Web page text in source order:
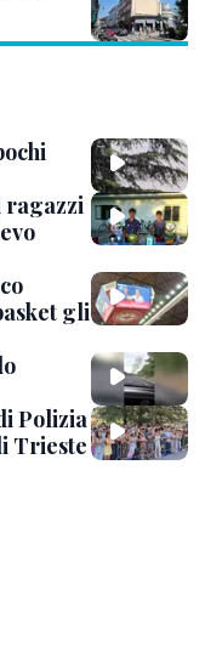
ragazzi
gli
Polizia
Trieste